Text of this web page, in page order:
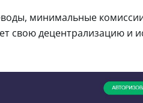
минимальные
свою децентрализацию и